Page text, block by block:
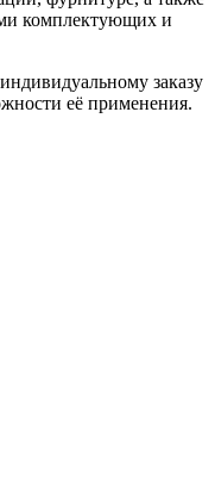
комплектующих и
заказу
её применения.